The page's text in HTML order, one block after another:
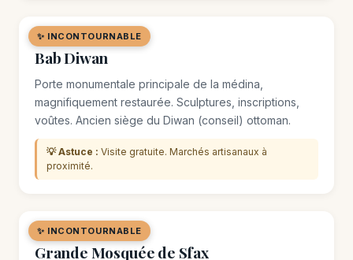
✨ INCONTOURNABLE
🏛️ MONUMENT
Bab Diwan
Porte monumentale principale de la médina,
magnifiquement restaurée. Sculptures, inscriptions,
voûtes. Ancien siège du Diwan (conseil) ottoman.
💡 Astuce : Visite gratuite. Marchés artisanaux à
proximité.
✨ INCONTOURNABLE
🏛️ MONUMENT
Grande Mosquée de Sfax